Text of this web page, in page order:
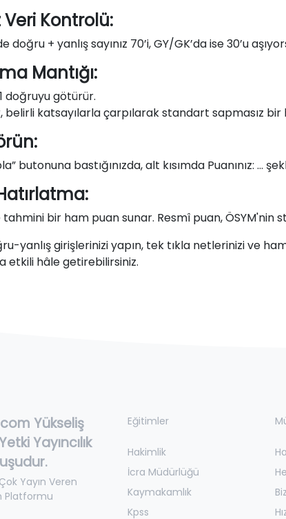
Veri Kontrolü:
doğru + yanlış sayınız 70’i, GY/GK’da ise 30’u
Mantığı:
doğruyu götürür.
katsayılarla çarpılarak standart sapmasız bir
butonuna bastığınızda, alt kısımda Puanınız: …
tahmini bir ham puan sunar. Resmî puan,
yanlış girişlerinizi yapın, tek tıkla netlerinizi ve
etkili hâle getirebilirsiniz.
Yükseliş
Yayıncılık
Yayın Veren
Platformu
Eğitimler
Hakimlik
İcra Müdürlüğü
Kaymakamlık
Kpss